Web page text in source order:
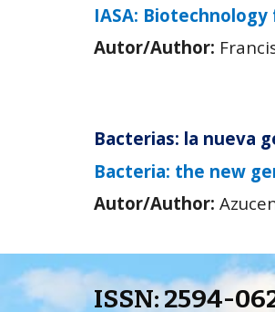
IASA:
Autor/Author:
Bacterias: la nueva
Bacteria: the new
Autor/Author:
ISSN: 2594-